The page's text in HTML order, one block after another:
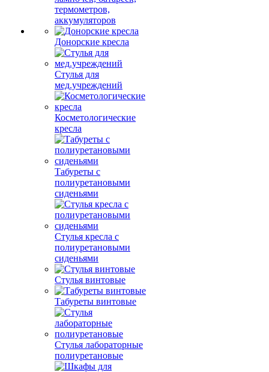
термометров,
аккумуляторов
Донорские кресла
Стулья для
мед.учреждений
Косметологические
кресла
Табуреты с
полиуретановыми
сиденьями
Стулья кресла с
полиуретановыми
сиденьями
Стулья винтовые
Табуреты винтовые
Стулья лабораторные
полиуретановые